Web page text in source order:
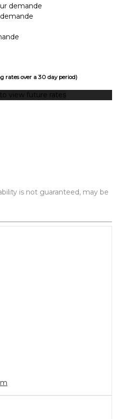
demande
rates over a 30 day period)
view future rates
is not guaranteed, may be